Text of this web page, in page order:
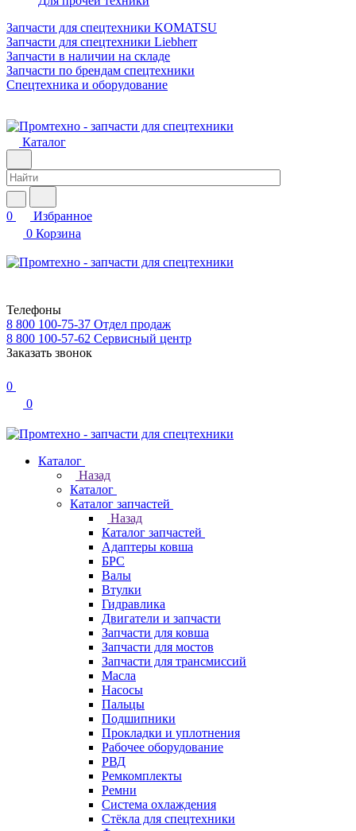
Запчасти для спецтехники KOMATSU
Запчасти для спецтехники Liebherr
Запчасти в наличии на складе
Запчасти по брендам спецтехники
Спецтехника и оборудование
Каталог
0
Избранное
0 Корзина
Телефоны
8 800 100-75-37 Отдел продаж
8 800 100-57-62 Сервисный центр
Заказать звонок
0
0
Каталог
Назад
Каталог
Каталог запчастей
Назад
Каталог запчастей
Адаптеры ковша
БРС
Валы
Втулки
Гидравлика
Двигатели и запчасти
Запчасти для ковша
Запчасти для мостов
Запчасти для трансмиссий
Масла
Насосы
Пальцы
Подшипники
Прокладки и уплотнения
Рабочее оборудование
РВД
Ремкомплекты
Ремни
Система охлаждения
Стёкла для спецтехники